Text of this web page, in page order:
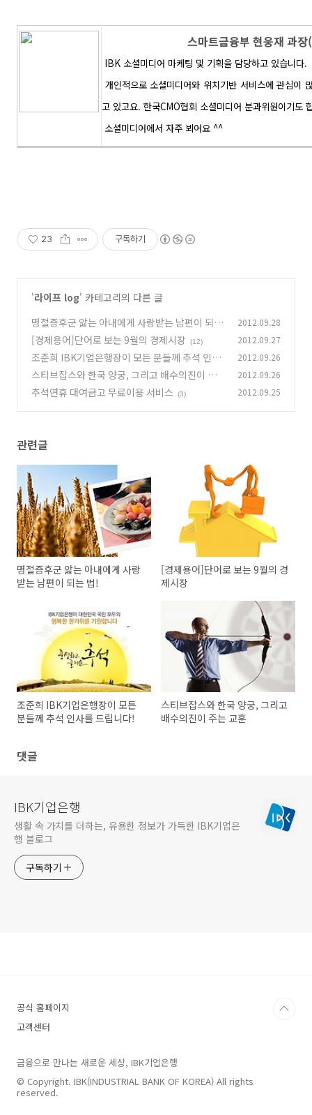
스마트금융부 현웅재 과
IBK 소셜미디어 마케팅 및 기획을 담당하고 있습니다.
개인적으로 소셜미디어와 위치기반 서비스에 관심
고 있고요. 한국CMO협회 소셜미디어 분과위원이기도
소셜미디어에서 자주 뵈어요 ^^
23 구독하기
'라이프 log' 카테고리의 다른 글
명절증후군 앓는 아내에게 사랑받는 남편이 되는
법!
(8)
2012.09.28
[경제용어]단어로 보는 9월의 경제시장 (12) 2012.09.27
조준희 IBK기업은행장이 모든 분들께 추석 인사
를 드립니다!
(0)
2012.09.26
스티브잡스와 한국 양궁, 그리고 배수의진이 주
는 교훈 (7)
2012.09.26
추석연휴 대여금고 무료이용 서비스 (3) 2012.09.25
관련글
명절증후군 앓는 아내에게 사랑
받는 남편이 되는 법!
[경제용어]단어로 보는 9월의 경
제시장
조준희 IBK기업은행장이 모든
분들께 추석 인사를 드립니다!
스티브잡스와 한국 양궁, 그리고
배수의진이 주는 교훈
댓글
IBK기업은행
생활 속 가치를 더하는, 유용한 정보가 가득한 IBK기업은
행 블로그
구독하기
공식 홈페이지
고객센터
금융으로 만나는 새로운 세상, IBK기업은행
© Copyright. IBK(INDUSTRIAL BANK OF KOREA) All rights
reserved.